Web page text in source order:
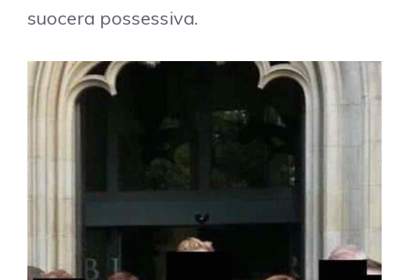
suocera possessiva.